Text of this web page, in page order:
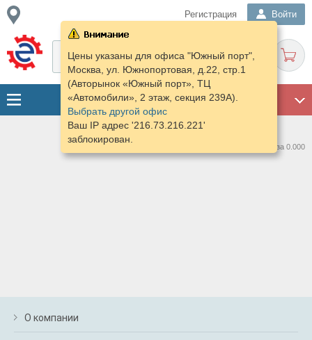
Регистрация Войти
Цены указаны для офиса "Южный порт",
Москва, ул. Южнопортовая, д.22, стр.1
(Авторынок «Южный порт», ТЦ
«Автомобили», 2 этаж, секция 239А).
Выбрать другой офис
Ваш IP адрес '216.73.216.221'
заблокирован.
Нашлось предложений: 0 за 0.000
О компании